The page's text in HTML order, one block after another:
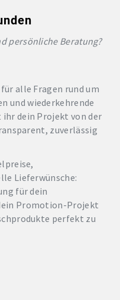
persönliche Beratung?
alle Fragen rund um
und wiederkehrende
dein Projekt von der
zuverlässig
Lieferwünsche:
für dein
Promotion-Projekt
perfekt zu